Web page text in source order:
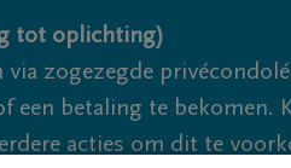
tot oplichting)
zogezegde
een betaling te
acties om dit te